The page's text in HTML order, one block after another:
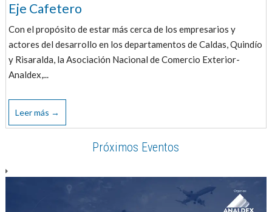
Eje Cafetero
Con el propósito de estar más cerca de los empresarios y
actores del desarrollo en los departamentos de Caldas, Quindío
y Risaralda, la Asociación Nacional de Comercio Exterior-
Analdex,...
Leer más →
Próximos Eventos